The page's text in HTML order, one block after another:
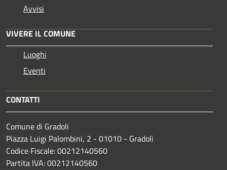
Avvisi
VIVERE IL COMUNE
Luoghi
Eventi
CONTATTI
Comune di Gradoli
Piazza Luigi Palombini, 2 - 01010 - Gradoli
Codice Fiscale: 00212140560
Partita IVA: 00212140560